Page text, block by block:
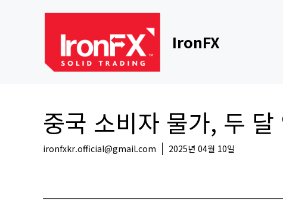
IronFX
중국 소비자 물가, 두
ironfxkr.official@gmail.com 2025년 04월 10일